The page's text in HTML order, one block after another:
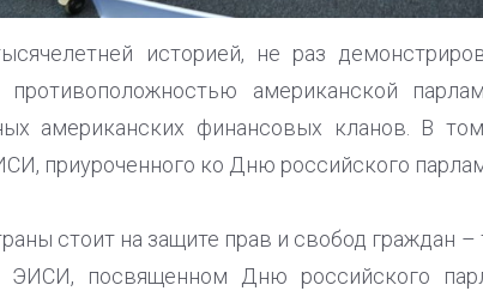
историей, не раз
американской
американских финансовых кланов. В
приуроченного ко Дню российского
стоит на защите прав и свобод граждан
ЭИСИ, посвященном Дню российского